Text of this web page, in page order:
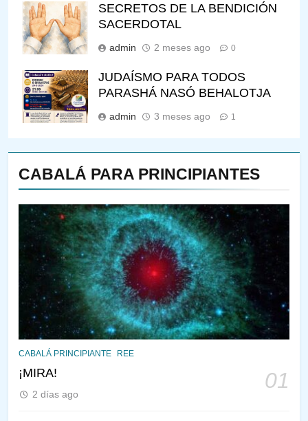
CABALÁ PARA PRINCIPIANTES
CABALÁ PRINCIPIANTE REE
¡MIRA! 01
2 días ago
¿QUIÉN ES SABIO? EL QUE
VE LO QUE VA A NACER
PENSAMIENTO JUDÍO PIRKEI AVOT
145
CABALÁ Y JASIDUT: EL
CONSEJO DE LOS PADRES
SECRETOS DE LA BENDICIÓN
SACERDOTAL
admin 2 meses ago 0
JUDAÍSMO PARA TODOS
PARASHÁ NASÓ BEHALOTJA
admin 3 meses ago 1